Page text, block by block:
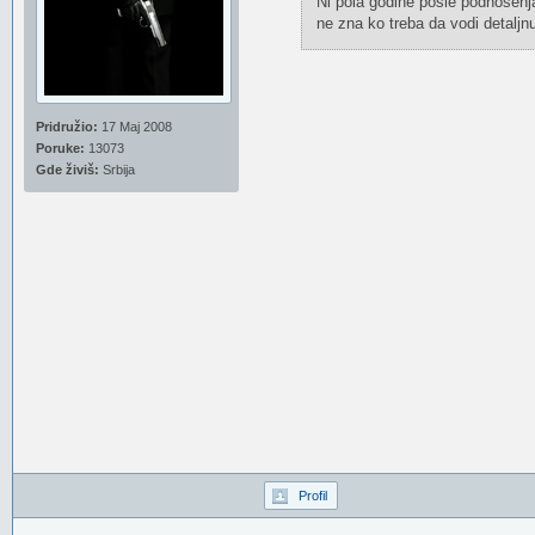
Pridružio: 17 Maj 2008
Poruke: 13073
Gde živiš: Srbija
ne zna ko treba da vodi
Profil